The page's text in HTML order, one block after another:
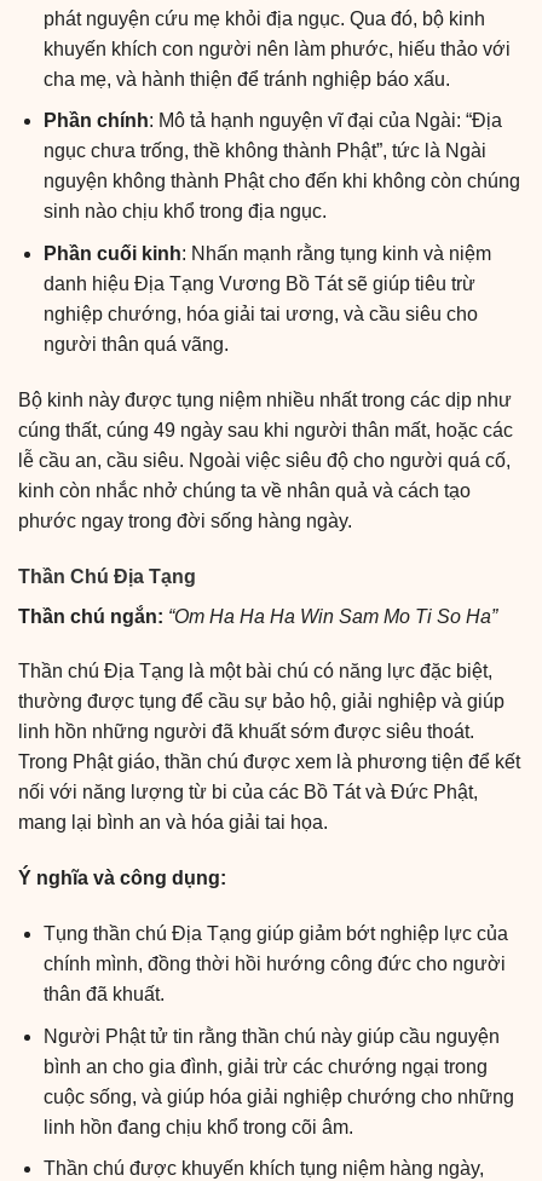
phát nguyện cứu mẹ khỏi địa ngục. Qua đó, bộ kinh
khuyến khích con người nên làm phước, hiếu thảo với
cha mẹ, và hành thiện để tránh nghiệp báo xấu.
Phần chính: Mô tả hạnh nguyện vĩ đại của Ngài: “Địa
ngục chưa trống, thề không thành Phật”, tức là Ngài
nguyện không thành Phật cho đến khi không còn chúng
sinh nào chịu khổ trong địa ngục.
Phần cuối kinh: Nhấn mạnh rằng tụng kinh và niệm
danh hiệu Địa Tạng Vương Bồ Tát sẽ giúp tiêu trừ
nghiệp chướng, hóa giải tai ương, và cầu siêu cho
người thân quá vãng.
Bộ kinh này được tụng niệm nhiều nhất trong các dịp như
cúng thất, cúng 49 ngày sau khi người thân mất, hoặc các
lễ cầu an, cầu siêu. Ngoài việc siêu độ cho người quá cố,
kinh còn nhắc nhở chúng ta về nhân quả và cách tạo
phước ngay trong đời sống hàng ngày.
Thần Chú Địa Tạng
Thần chú ngắn: “Om Ha Ha Ha Win Sam Mo Ti So Ha”
Thần chú Địa Tạng là một bài chú có năng lực đặc biệt,
thường được tụng để cầu sự bảo hộ, giải nghiệp và giúp
linh hồn những người đã khuất sớm được siêu thoát.
Trong Phật giáo, thần chú được xem là phương tiện để kết
nối với năng lượng từ bi của các Bồ Tát và Đức Phật,
mang lại bình an và hóa giải tai họa.
Ý nghĩa và công dụng:
Tụng thần chú Địa Tạng giúp giảm bớt nghiệp lực của
chính mình, đồng thời hồi hướng công đức cho người
thân đã khuất.
Người Phật tử tin rằng thần chú này giúp cầu nguyện
bình an cho gia đình, giải trừ các chướng ngại trong
cuộc sống, và giúp hóa giải nghiệp chướng cho những
linh hồn đang chịu khổ trong cõi âm.
Thần chú được khuyến khích tụng niệm hàng ngày,